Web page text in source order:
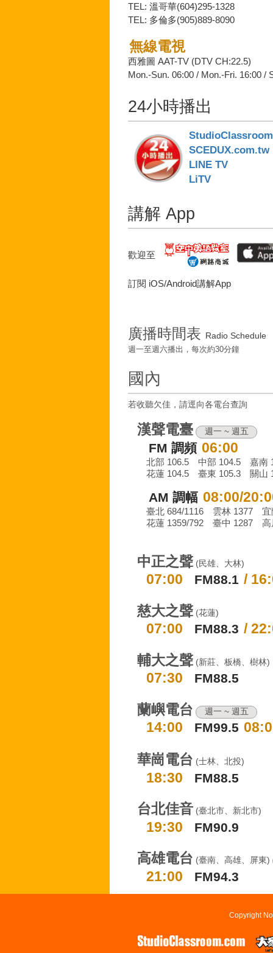
TEL: 溫哥華(604)295-1328
TEL: 多倫多(905)889-8090
無線電視
西雅圖 AAT-TV (DTV CH:22.5)
Mon.-Sun. 06:00 / Mon.-Fri. 16:00 /
24小時播出
SCEDUX.com.tw
LINE TV
LiTV
講解 App
歡迎至
訂閱 iOS/Android講解App
廣播時間表 Radio Schedule
週一至週六播出，每次約30分鐘
國內
若收聽欠佳，請逕向各電台查詢
漢聲電臺 週一 ~ 週五
FM 調頻 06:00
北部 106.5 中部 104.5 嘉南
花蓮 104.5 臺東 105.3 關山
AM 調幅 08:00/
臺北 684/1116 雲林 1377
花蓮 1359/792 臺中 1287 高
中正之聲 (民雄、大林)
07:00 FM88.1 /
慈大之聲 (花蓮)
07:00 FM88.3 /
輔大之聲 (新莊、板橋、樹林)
07:30 FM88.5
蘭嶼電台 週一 ~ 週五
14:00 FM99.5
華崗電台 (士林、北投)
18:30 FM88.5
台北佳音 (臺北市、新北市)
19:30 FM90.9
高雄電台 (臺南、高雄、屏東)
21:00 FM94.3
Copyright